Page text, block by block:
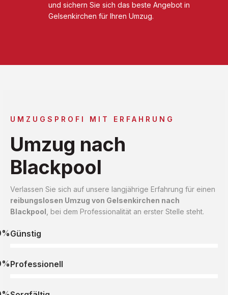
und sichern Sie sich das beste Angebot in
Gelsenkirchen für Ihren Umzug.
UMZUGSPROFI MIT ERFAHRUNG
Umzug nach
Blackpool
Verlassen Sie sich auf unsere langjährige Erfahrung für einen
reibungslosen Umzug von Gelsenkirchen nach
Blackpool , bei dem Professionalität an erster Stelle steht.
Günstig
Professionell